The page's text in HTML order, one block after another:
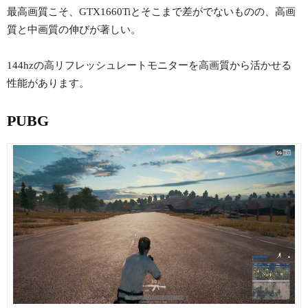
最高画質こそ、GTX1660Tiとそこまで差がでないものの、高画
質と中画質の伸びが著しい。
144hzの高リフレッシュレートモニターを高画質から活かせる
性能があります。
PUBG